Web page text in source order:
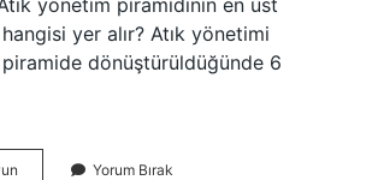
yönetim piramidinin en üst
yer alır? Atık yönetimi
dönüştürüldüğünde 6
Yorum Bırak